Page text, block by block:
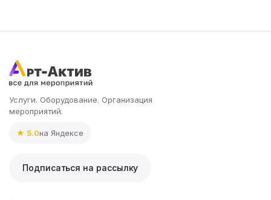
Услуги. Оборудование. Организация
мероприятий.
★ 5.0на Яндексе
Подписаться на рассылку